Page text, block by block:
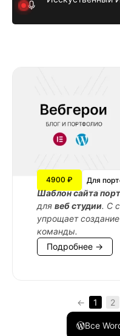
4900 ₽ Для
Шаблон сайта
для веб студии. С
упрощает
команды.
Подробнее →
← 1 2
Все